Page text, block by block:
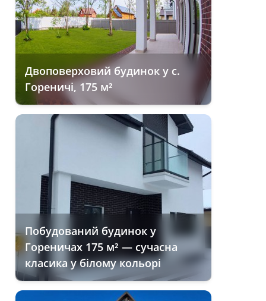
Двоповерховий будинок у с.
Гореничі, 175 м²
Побудований будинок у
Гореничах 175 м² — сучасна
класика у білому кольорі